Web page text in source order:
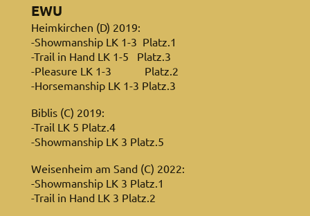
EWU
Heimkirchen (D) 2019:
-Showmanship LK 1-3 Platz.1
-Trail in Hand LK 1-5 Platz.3
-Pleasure LK 1-3 Platz.2
-Horsemanship LK 1-3 Platz.3
Biblis (C) 2019:
-Trail LK 5 Platz.4
-Showmanship LK 3 Platz.5
Weisenheim am Sand (C) 2022:
-Showmanship LK 3 Platz.1
-Trail in Hand LK 3 Platz.2